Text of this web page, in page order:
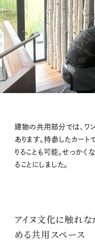
建物の共用部分では、ワ
あります。持参したカー
りることも可能。せっか
ることにしました。
アイヌ文化に触れ
める共用スペース